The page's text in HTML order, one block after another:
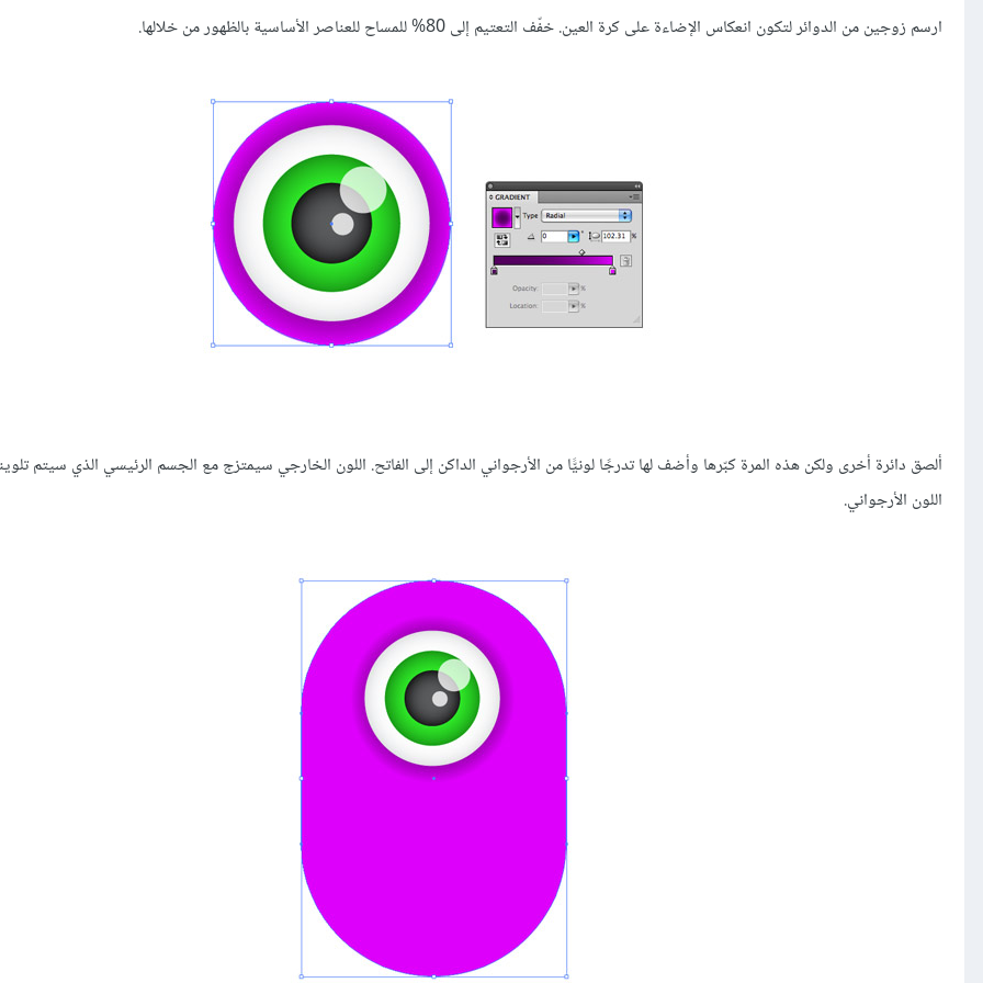
ارسم زوجين من الدوائر لتكون انعكاس الإضاءة على كرة العين. خفّف التعتيم إلى 80% للمساح للعناصر الأساسية بالظهور من خلالها.
ألصق دائرة أخرى ولكن هذه المرة كبّرها وأضف لها تدرجًا لونيًّا من الأرجواني الداكن إلى الفاتح. اللون الخارجي سيمتزج مع الجسم الرئيسي الذي سيتم
اللون الأرجواني.